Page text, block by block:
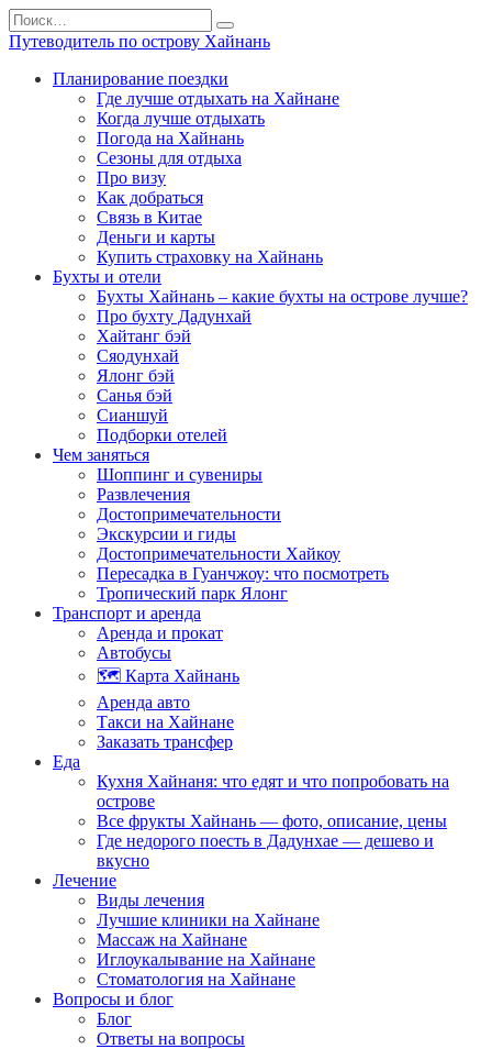
Перейти
к
содержанию
Search
for:
Путеводитель по острову Хайнань
Планирование поездки
Где лучше отдыхать на Хайнане
Когда лучше отдыхать
Погода на Хайнань
Сезоны для отдыха
Про визу
Как добраться
Связь в Китае
Деньги и карты
Купить страховку на Хайнань
Бухты и отели
Бухты Хайнань – какие бухты на острове лучше?
Про бухту Дадунхай
Хайтанг бэй
Сяодунхай
Ялонг бэй
Санья бэй
Сианшуй
Подборки отелей
Чем заняться
Шоппинг и сувениры
Развлечения
Достопримечательности
Экскурсии и гиды
Достопримечательности Хайкоу
Пересадка в Гуанчжоу: что посмотреть
Тропический парк Ялонг
Транспорт и аренда
Аренда и прокат
Автобусы
🗺️ Карта Хайнань
Аренда авто
Такси на Хайнане
Заказать трансфер
Еда
Кухня Хайнаня: что едят и что попробовать на
острове
Все фрукты Хайнань — фото, описание, цены
Где недорого поесть в Дадунхае — дешево и
вкусно
Лечение
Виды лечения
Лучшие клиники на Хайнане
Массаж на Хайнане
Иглоукалывание на Хайнане
Стоматология на Хайнане
Вопросы и блог
Блог
Ответы на вопросы